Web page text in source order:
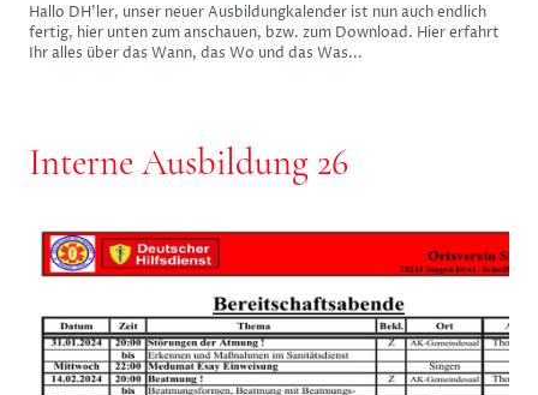
Hallo DH'ler, unser neuer Ausbildungkalender ist nun auch endlich
fertig, hier unten zum anschauen, bzw. zum Download. Hier erfahrt
Ihr alles über das Wann, das Wo und das Was...
Interne Ausbildung 26